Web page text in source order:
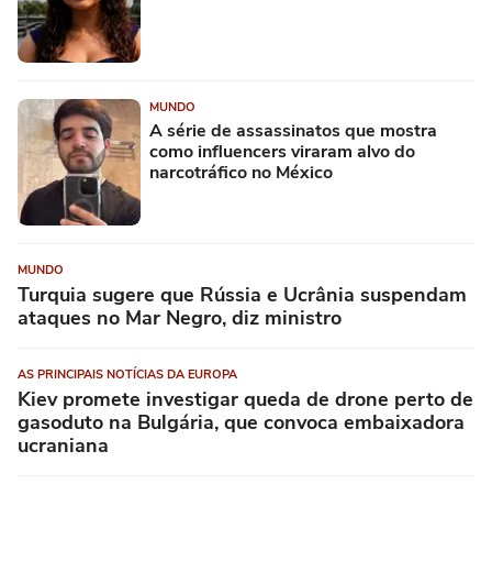
MUNDO
A série de assassinatos que mostra
como influencers viraram alvo do
narcotráfico no México
MUNDO
Turquia sugere que Rússia e Ucrânia suspendam
ataques no Mar Negro, diz ministro
AS PRINCIPAIS NOTÍCIAS DA EUROPA
Kiev promete investigar queda de drone perto de
gasoduto na Bulgária, que convoca embaixadora
ucraniana